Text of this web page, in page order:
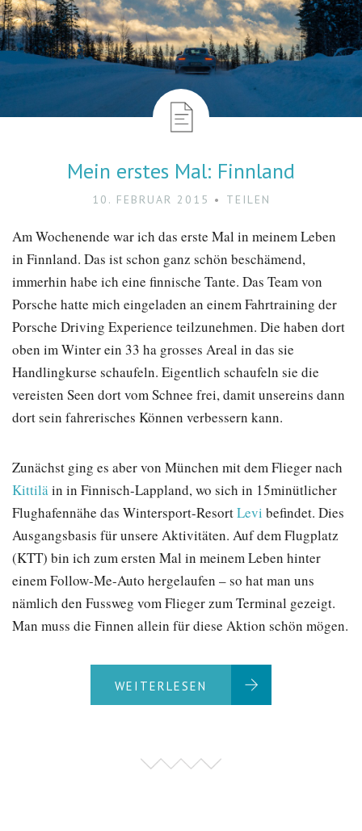
Mein erstes Mal: Finnland
10. FEBRUAR 2015 TEILEN
Am Wochenende war ich das erste Mal in meinem Leben
in Finnland. Das ist schon ganz schön beschämend,
immerhin habe ich eine finnische Tante. Das Team von
Porsche hatte mich eingeladen an einem Fahrtraining der
Porsche Driving Experience teilzunehmen. Die haben dort
oben im Winter ein 33 ha grosses Areal in das sie
Handlingkurse schaufeln. Eigentlich schaufeln sie die
vereisten Seen dort vom Schnee frei, damit unsereins dann
dort sein fahrerisches Können verbessern kann.
Zunächst ging es aber von München mit dem Flieger nach
Kittiläin in Finnisch-Lappland, wo sich in 15minütlicher
Flughafennähe das Wintersport-ResortLevi befindet. Dies
Ausgangsbasis für unsere Aktivitäten. Auf dem Flugplatz
(KTT) bin ich zum ersten Mal in meinem Leben hinter
einem Follow-Me-Auto hergelaufen – so hat man uns
nämlich den Fussweg vom Flieger zum Terminal gezeigt.
Man muss die Finnen allein für diese Aktion schön mögen.
WEITERLESEN